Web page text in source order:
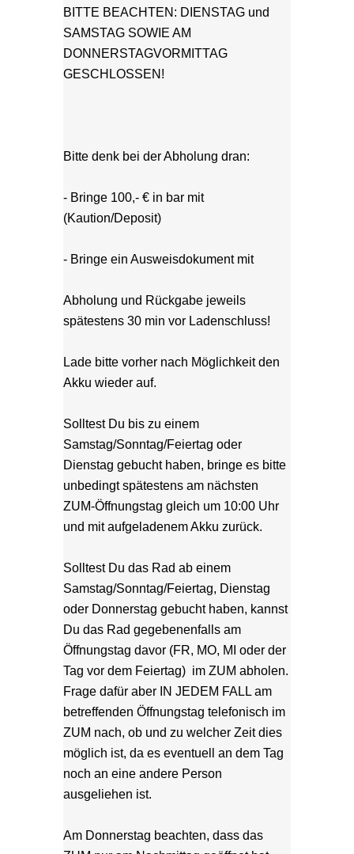
BITTE BEACHTEN: DIENSTAG und
SAMSTAG SOWIE AM
DONNERSTAGVORMITTAG
GESCHLOSSEN!
Bitte denk bei der Abholung dran:
- Bringe 100,- € in bar mit
(Kaution/Deposit)
- Bringe ein Ausweisdokument mit
Abholung und Rückgabe jeweils
spätestens 30 min vor Ladenschluss!
Lade bitte vorher nach Möglichkeit den
Akku wieder auf.
Solltest Du bis zu einem
Samstag/Sonntag/Feiertag oder
Dienstag gebucht haben, bringe es bitte
unbedingt spätestens am nächsten
ZUM-Öffnungstag gleich um 10:00 Uhr
und mit aufgeladenem Akku zurück.
Solltest Du das Rad ab einem
Samstag/Sonntag/Feiertag, Dienstag
oder Donnerstag gebucht haben, kannst
Du das Rad gegebenenfalls am
Öffnungstag davor (FR, MO, MI oder der
Tag vor dem Feiertag)  im ZUM abholen.
Frage dafür aber IN JEDEM FALL am
betreffenden Öffnungstag telefonisch im
ZUM nach, ob und zu welcher Zeit dies
möglich ist, da es eventuell an dem Tag
noch an eine andere Person
ausgeliehen ist.
Am Donnerstag beachten, dass das